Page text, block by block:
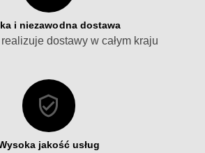
i niezawodna dostawa
dostawy w całym kraju
jakość usług